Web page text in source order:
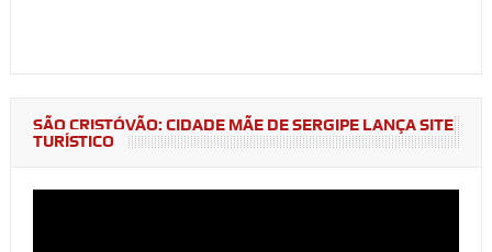
SÃO CRISTÓVÃO: CIDADE MÃE DE SERGIPE LANÇA SITE
TURÍSTICO